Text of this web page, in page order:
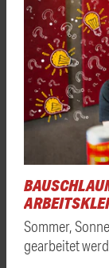
Sommer,
gearbeitet